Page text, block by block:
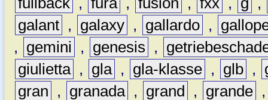
galant , galaxy , gallardo ,
,
gemini , genesis ,
giulietta , gla , gla-klasse , glb ,
gran
, granada , grand , grande